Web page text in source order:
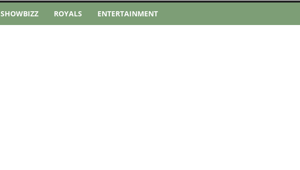
SHOWBIZZ ROYALS ENTERTAINMENT